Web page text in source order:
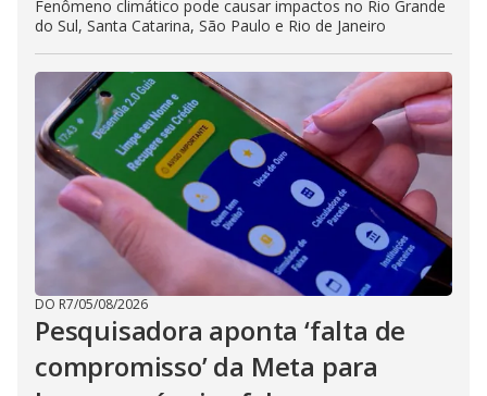
Fenômeno climático pode causar impactos no Rio Grande
do Sul, Santa Catarina, São Paulo e Rio de Janeiro
DO R7/05/08/2026
Pesquisadora aponta ‘falta de
compromisso’ da Meta para